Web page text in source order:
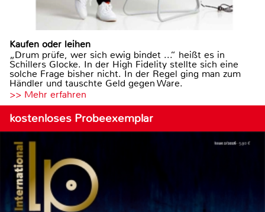
Kaufen oder leihen
„Drum prüfe, wer sich ewig bindet ...“ heißt es in
Schillers Glocke. In der High Fidelity stellte sich eine
solche Frage bisher nicht. In der Regel ging man zum
Händler und tauschte Geld gegen Ware.
>> Mehr erfahren
kostenloses Probeexemplar